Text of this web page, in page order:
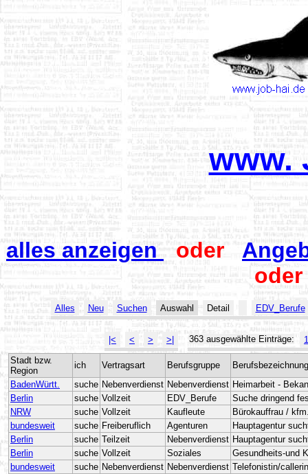
www.
alles anzeigen oder
Alles Neu Suchen Auswahl Detail EDV_Berufe
|< < > >| 363 ausgewählte Einträge:
1
Stadt bzw.
Region
ich Vertragsart Berufsgruppe
Berufsbezeichnung
BadenWürtt.
suche Nebenverdienst Nebenverdienst Heimarbeit -
Berlin
suche Vollzeit EDV_Berufe
Suche dringend
NRW
suche Vollzeit Kaufleute
Bürokauffrau /
bundesweit
suche Freiberuflich Agenturen
Hauptagentur
Berlin
suche Teilzeit Nebenverdienst Hauptagentur
Berlin
suche Vollzeit Soziales
Gesundheits-und
bundesweit
suche Nebenverdienst Nebenverdienst Telefonistin/